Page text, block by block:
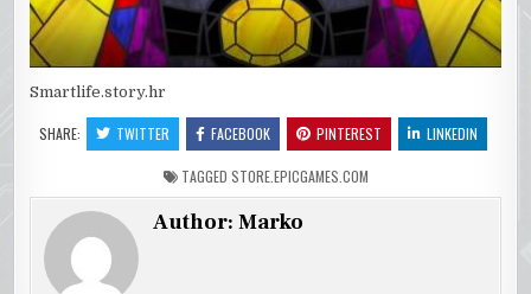
Smartlife.story.hr
SHARE: TWITTER FACEBOOK PINTEREST LINKEDIN
TAGGED STORE.EPICGAMES.COM
Author:Marko